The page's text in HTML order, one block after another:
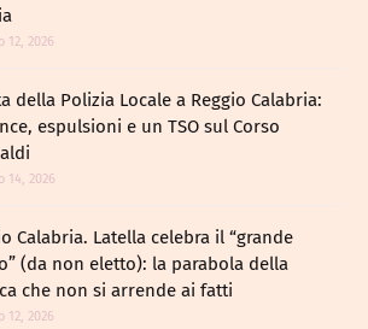
12, 2026
della Polizia Locale a Reggio Calabria:
espulsioni e un TSO sul Corso
14, 2026
Calabria. Latella celebra il “grande
(da non eletto): la parabola della
che non si arrende ai fatti
12, 2026